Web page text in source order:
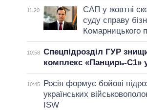
11:20
САП у жовтні
суду справу
Комарницького
10:58 Спецпідрозділ ГУР
комплекс «Панцирь-С1»
10:45
Росія формує бойові
українських
ISW